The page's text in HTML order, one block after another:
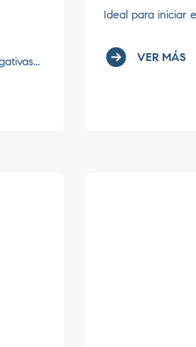
Ideal para iniciar
VER MÁS